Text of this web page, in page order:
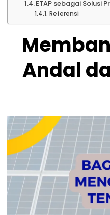
ETAP sebagai Solusi
Referensi
Andal